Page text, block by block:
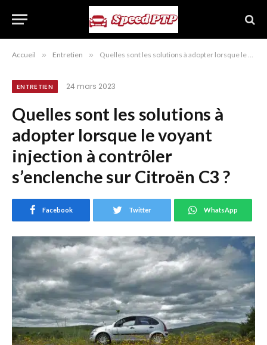
Accueil » Entretien » Quelles sont les solutions à adopter lorsque le voyant injection à contrôler s’enclenche sur Citroën C3 ?
ENTRETIEN 24 mars 2023
Quelles sont les solutions à
adopter lorsque le voyant
injection à contrôler
s’enclenche sur Citroën C3 ?
Facebook Twitter WhatsApp